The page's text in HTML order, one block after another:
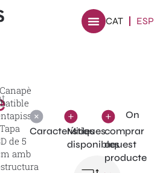
CAT ESP
de 5
amb
Característiques
Mides
disponibles
On
comprar
aquest
producte